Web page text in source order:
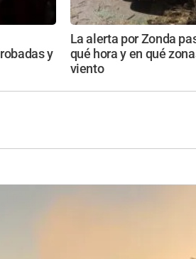
y
La alerta por Zonda
qué hora y en qué
viento